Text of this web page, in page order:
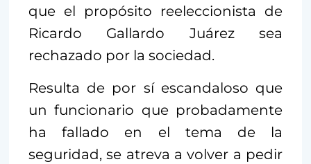
que el propósito reeleccionista de
Ricardo Gallardo Juárez sea
rechazado por la sociedad.
Resulta de por sí escandaloso que
un funcionario que probadamente
ha fallado en el tema de la
seguridad, se atreva a volver a pedir